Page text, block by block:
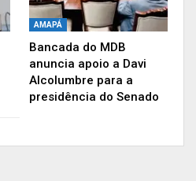
AMAPÁ
Bancada do MDB
anuncia apoio a Davi
Alcolumbre para a
presidência do Senado